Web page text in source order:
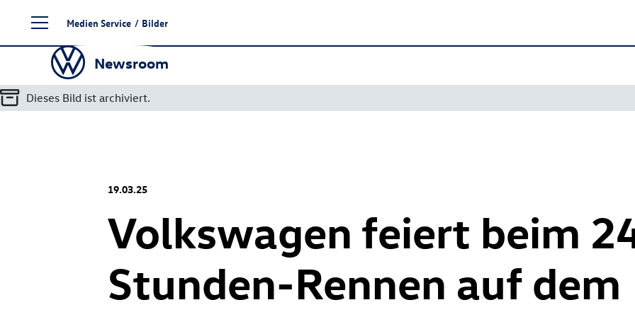
Seiteninhalt
springen
Medien Service / Bilder
Newsroom
Dieses Bild ist archiviert.
19.03.25
Volkswagen feiert beim
Stunden-Rennen auf dem